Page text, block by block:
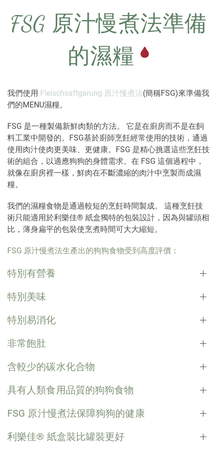
FSG 原汁慢煮法準備
的濕糧
我們使用 Fleischsaftgarung 原汁慢煮法(簡稱FSG)來準備我
們的MENU濕糧。
FSG 是一種製備新鮮肉類的方法。 它是在廚房而不是在飼
料工業中開發的。FSG基於廚師烹飪經常使用的技術，通過
使用肉汁使肉更美味、更健康。FSG 是精心挑選這些烹飪技
術的組合，以適應狗狗的身體需求。在 FSG 這個過程中，
就像在廚房裡一樣，鮮肉在不斷濃縮的肉汁中烹製而成濕
糧。
我們的濕糧食物是通過較短的烹飪時間製成。 這種烹飪技
術只能適用於利樂佳® 紙盒獨特的包裝設計，因為與罐頭相
比，薄身扁平的包裝使烹煮時間可大大縮短。
FSG 原汁慢煮法生產出的狗狗食物受到高度評價：
特別有營養
特別美味
特別易消化
非常飽肚
含較少的碳水化合物
具有人類食用品質的狗狗食物
FSG 原汁慢煮法保障狗狗的健康
利樂佳® 紙盒裝比罐裝更好